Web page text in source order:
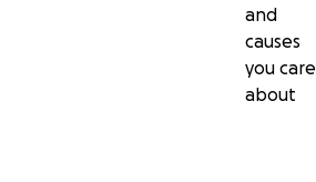
and
causes
you care
about